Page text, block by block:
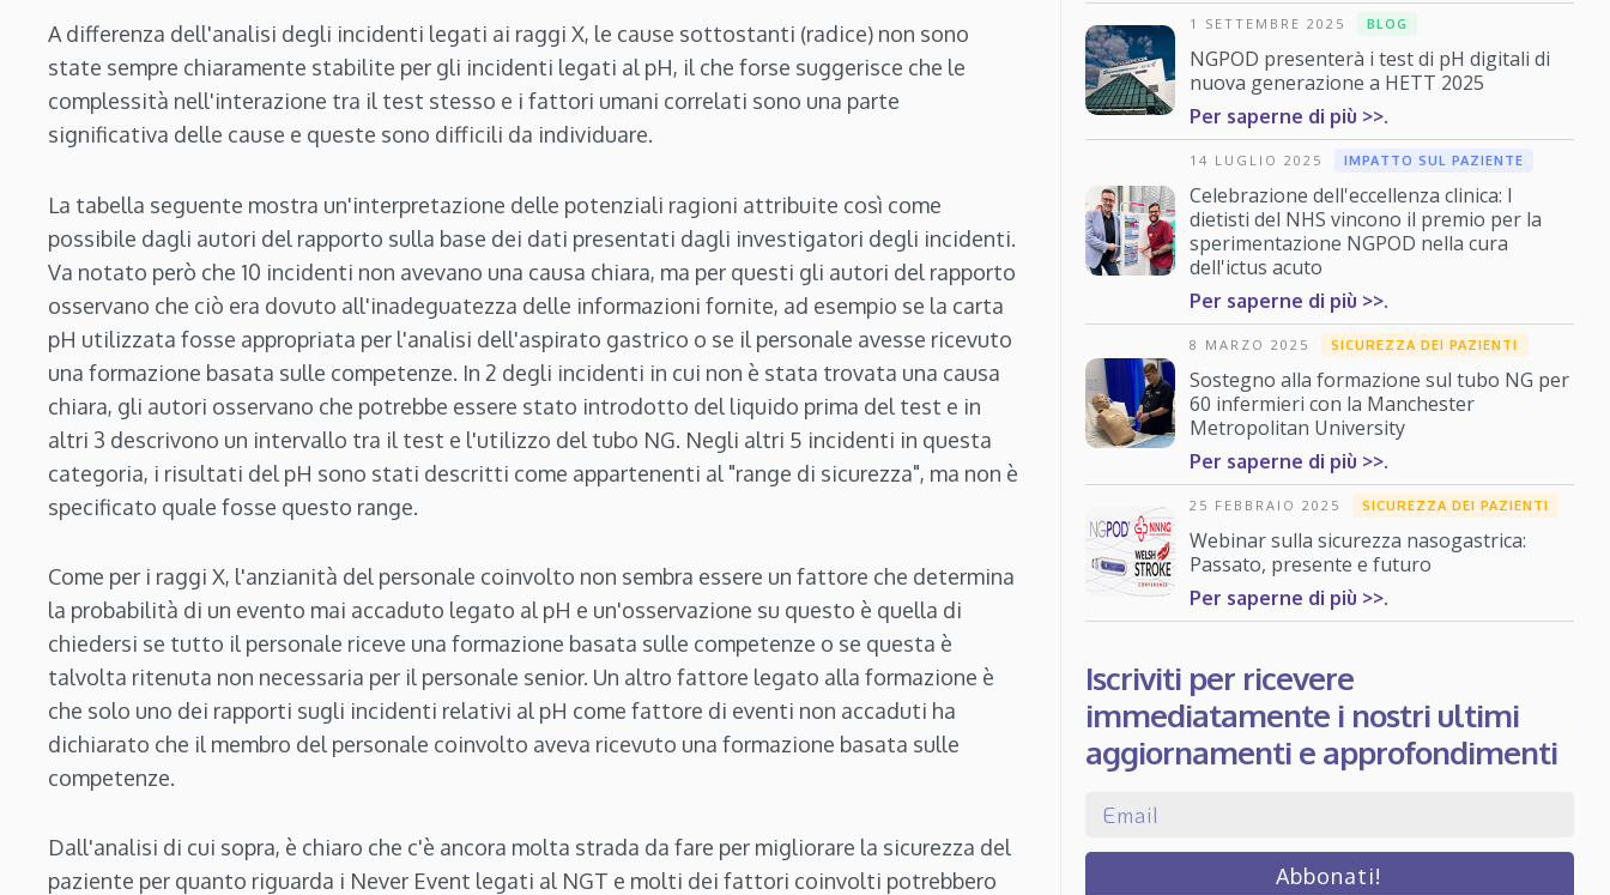
A differenza dell'analisi degli incidenti legati ai raggi X, le cause sottostanti (radice) non sono
state sempre chiaramente stabilite per gli incidenti legati al pH, il che forse suggerisce che le
complessità nell'interazione tra il test stesso e i fattori umani correlati sono una parte
significativa delle cause e queste sono difficili da individuare.
La tabella seguente mostra un'interpretazione delle potenziali ragioni attribuite così come
possibile dagli autori del rapporto sulla base dei dati presentati dagli investigatori degli incidenti.
Va notato però che 10 incidenti non avevano una causa chiara, ma per questi gli autori del rapporto
osservano che ciò era dovuto all'inadeguatezza delle informazioni fornite, ad esempio se la carta
pH utilizzata fosse appropriata per l'analisi dell'aspirato gastrico o se il personale avesse ricevuto
una formazione basata sulle competenze. In 2 degli incidenti in cui non è stata trovata una causa
chiara, gli autori osservano che potrebbe essere stato introdotto del liquido prima del test e in
altri 3 descrivono un intervallo tra il test e l'utilizzo del tubo NG. Negli altri 5 incidenti in questa
categoria, i risultati del pH sono stati descritti come appartenenti al "range di sicurezza", ma non è
specificato quale fosse questo range.
Come per i raggi X, l'anzianità del personale coinvolto non sembra essere un fattore che determina
la probabilità di un evento mai accaduto legato al pH e un'osservazione su questo è quella di
chiedersi se tutto il personale riceve una formazione basata sulle competenze o se questa è
talvolta ritenuta non necessaria per il personale senior. Un altro fattore legato alla formazione è
che solo uno dei rapporti sugli incidenti relativi al pH come fattore di eventi non accaduti ha
dichiarato che il membro del personale coinvolto aveva ricevuto una formazione basata sulle
competenze.
Dall'analisi di cui sopra, è chiaro che c'è ancora molta strada da fare per migliorare la sicurezza del
paziente per quanto riguarda i Never Event legati al NGT e molti dei fattori coinvolti potrebbero
1 SETTEMBRE 2025 BLOG
NGPOD presenterà i test di pH digitali di
nuova generazione a HETT 2025
Per saperne di più >>.
14 LUGLIO 2025 IMPATTO SUL PAZIENTE
Celebrazione dell'eccellenza clinica: I
dietisti del NHS vincono il premio per la
sperimentazione NGPOD nella cura
dell'ictus acuto
Per saperne di più >>.
8 MARZO 2025 SICUREZZA DEI PAZIENTI
Sostegno alla formazione sul tubo NG per
60 infermieri con la Manchester
Metropolitan University
Per saperne di più >>.
25 FEBBRAIO 2025 SICUREZZA DEI PAZIENTI
Webinar sulla sicurezza nasogastrica:
Passato, presente e futuro
Per saperne di più >>.
Iscriviti per ricevere
immediatamente i nostri ultimi
aggiornamenti e approfondimenti